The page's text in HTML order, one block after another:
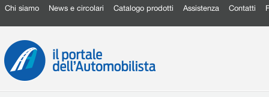
Chi siamo News e circolari Catalogo prodotti Assistenza Contatti